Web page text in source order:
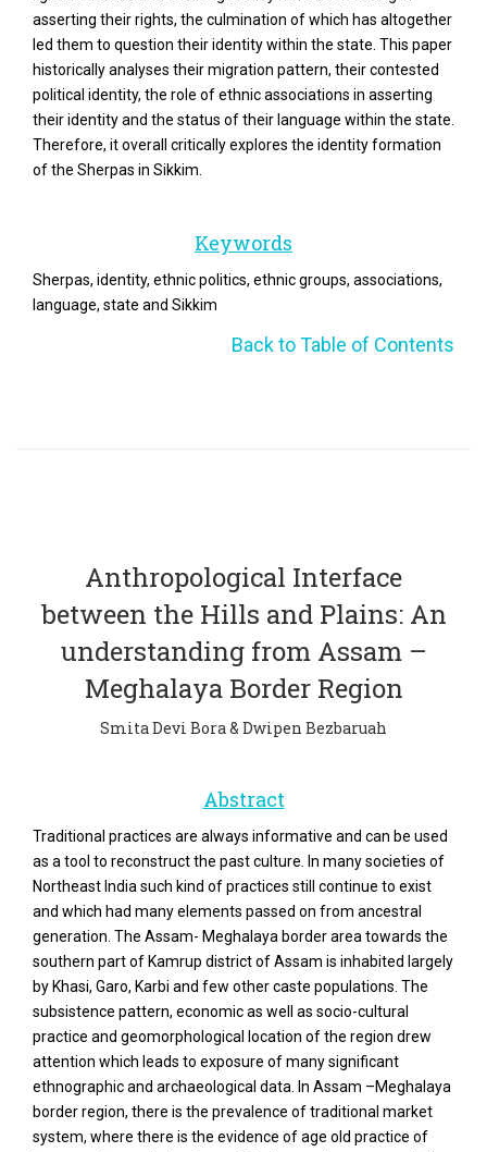
asserting their rights, the culmination of which has altogether
led them to question their identity within the state. This paper
historically analyses their migration pattern, their contested
political identity, the role of ethnic associations in asserting
their identity and the status of their language within the state.
Therefore, it overall critically explores the identity formation
of the Sherpas in Sikkim.
Keywords
Sherpas, identity, ethnic politics, ethnic groups, associations,
language, state and Sikkim
Back to Table of Contents
Anthropological Interface
between the Hills and Plains: An
understanding from Assam –
Meghalaya Border Region
Smita Devi Bora & Dwipen Bezbaruah
Abstract
Traditional practices are always informative and can be used
as a tool to reconstruct the past culture. In many societies of
Northeast India such kind of practices still continue to exist
and which had many elements passed on from ancestral
generation. The Assam- Meghalaya border area towards the
southern part of Kamrup district of Assam is inhabited largely
by Khasi, Garo, Karbi and few other caste populations. The
subsistence pattern, economic as well as socio-cultural
practice and geomorphological location of the region drew
attention which leads to exposure of many significant
ethnographic and archaeological data. In Assam –Meghalaya
border region, there is the prevalence of traditional market
system, where there is the evidence of age old practice of